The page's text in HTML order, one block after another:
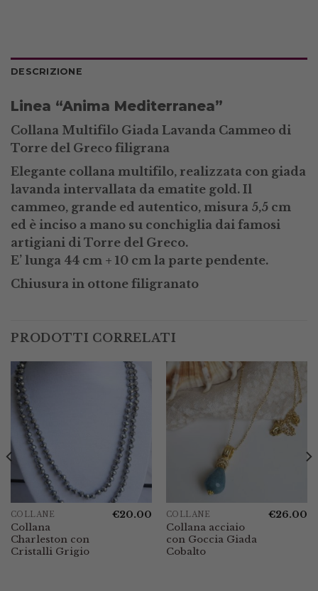
DESCRIZIONE
Linea “Anima Mediterranea”
Collana Multifilo Giada Lavanda Cammeo di
Torre del Greco filigrana
Elegante collana multifilo, realizzata con giada
lavanda intervallata da ematite gold. Il
cammeo, grande ed autentico, misura 5,5 cm
ed è inciso a mano su conchiglia dai famosi
artigiani di Torre del Greco.
E’ lunga 44 cm + 10 cm la parte pendente.
Chiusura in ottone filigranato
PRODOTTI CORRELATI
COLLANE
Collana
Charleston con
Cristalli Grigio
€20.00 COLLANE
Collana acciaio
con Goccia Giada
Cobalto
€26.00